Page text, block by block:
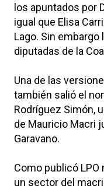
los apuntados por
igual que Elisa
Lago. Sin
diputadas de la
Una de las
también salió el
Rodríguez Simón,
de Mauricio Macri
Garavano.
Como publicó
un sector del